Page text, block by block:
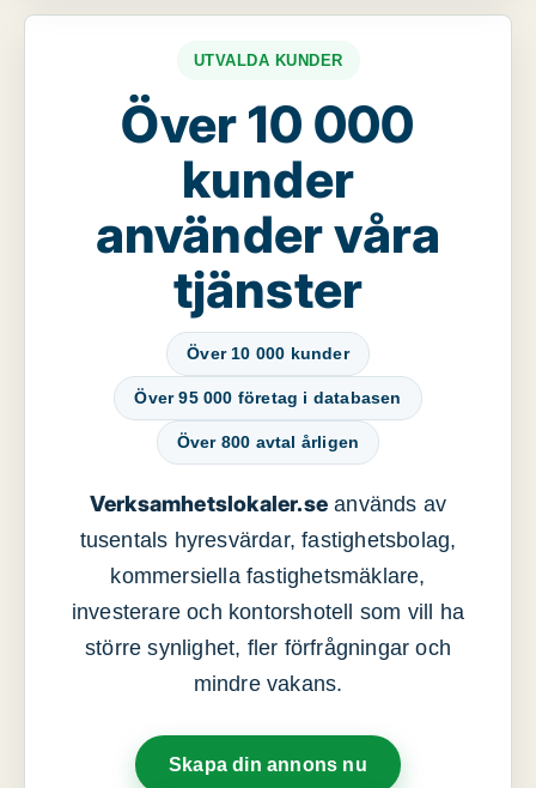
UTVALDA KUNDER
Över 10 000
kunder
använder våra
tjänster
Över 10 000 kunder
Över 95 000 företag i databasen
Över 800 avtal årligen
Verksamhetslokaler.se används av
tusentals hyresvärdar, fastighetsbolag,
kommersiella fastighetsmäklare,
investerare och kontorshotell som vill ha
större synlighet, fler förfrågningar och
mindre vakans.
Skapa din annons nu